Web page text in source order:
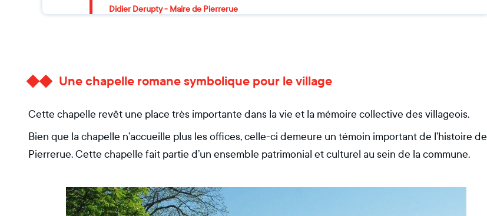
Didier Derupty - Maire de Pierrerue
Une chapelle romane symbolique pour le village
Cette chapelle revêt une place très importante dans la vie et la mémoire collective des villageois.
Bien que la chapelle n’accueille plus les offices, celle-ci demeure un témoin important de l’histoire de
Pierrerue. Cette chapelle fait partie d’un ensemble patrimonial et culturel au sein de la commune.